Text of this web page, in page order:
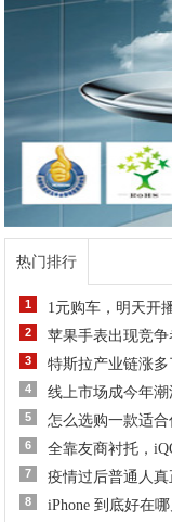
热门排行
1 1元购车，明天开
2 苹果手表出现竞
3 特斯拉产业链涨
4 线上市场成今年潮
5 怎么选购一款适
6 全靠友商衬托，
7 疫情过后普通人
8 iPhone 到底好在